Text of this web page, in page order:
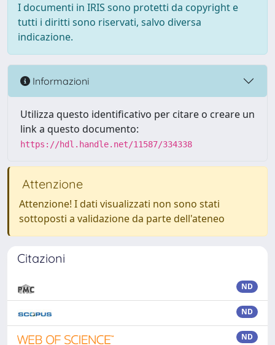
I documenti in IRIS sono protetti da copyright e
tutti i diritti sono riservati, salvo diversa
indicazione.
Informazioni
Utilizza questo identificativo per citare o creare un
link a questo documento:
https://hdl.handle.net/11587/334338
Attenzione
Attenzione! I dati visualizzati non sono stati
sottoposti a validazione da parte dell'ateneo
Citazioni
ND
ND
ND